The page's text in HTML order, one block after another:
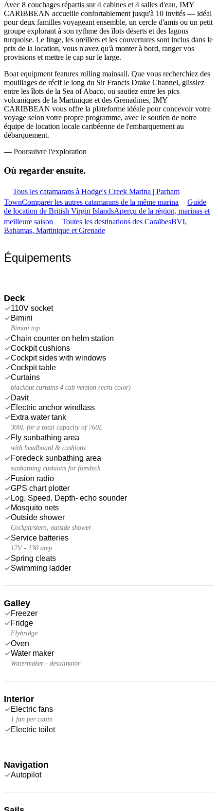
Avec 8 couchages répartis sur 4 cabines et 4 salles d'eau, IMY
CARIBBEAN accueille confortablement jusqu'à 10 invités — idéal
pour deux familles voyageant ensemble, un cercle d'amis ou un petit
groupe explorant à son rythme des îlots déserts et des lagons
turquoise. Le linge, les oreillers et les couvertures sont inclus dans le
prix de la location, vous n'avez qu'à monter à bord, ranger vos
provisions et mettre le cap sur le large.
Boat equipment features rolling mainsail. Que vous recherchiez des
mouillages de récif le long du Sir Francis Drake Channel, glissiez
entre les îlots de la Sea of Abaco, ou sautiez entre les pics
volcaniques de la Martinique et des Grenadines, IMY
CARIBBEAN vous offre la plateforme idéale pour concevoir votre
voyage selon votre propre programme, avec le soutien de notre
équipe de location locale caribéenne de l'embarquement au
débarquement.
— Poursuivre l'exploration
Où regarder ensuite.
Tous les catamarans à Hodge's Creek Marina | Parham
TownComparer les autres catamarans de la même marina
Guide
de location de British Virgin IslandsAperçu de la région, marinas et
meilleure saison
Toutes les destinations des CaraïbesBVI,
Bahamas, Martinique et Grenade
Équipements
Deck
110V socket
Bimini
Bimini top
Chain counter on helm station
Cockpit cushions
Cockpit sides with windows
Cockpit table
Curtains
blackout curtains 4 cab version (ecru color)
Davit
Electric anchor windlass
Extra water tank
300L for a total capacity of 760L
Fly sunbathing area
with headboard & cushions
Foredeck sunbathing area
sunbathing cushions for foredeck
Fusion radio
GPS chart plotter
Log, Speed, Depth- echo sounder
Mosquito nets
Outside shower
Cockpit/stern, outside shower
Service batteries
12V - 130 amp
Spring cleats
Swimming ladder
Galley
Freezer
Fridge
Flybridge
Oven
Water maker
Watermaker - desalinator
Interior
Electric fans
1 fan per cabin
Electric toilet
Navigation
Autopilot